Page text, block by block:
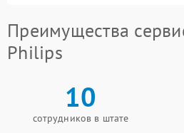
Преимущества
Philips
10
сотрудников в штате